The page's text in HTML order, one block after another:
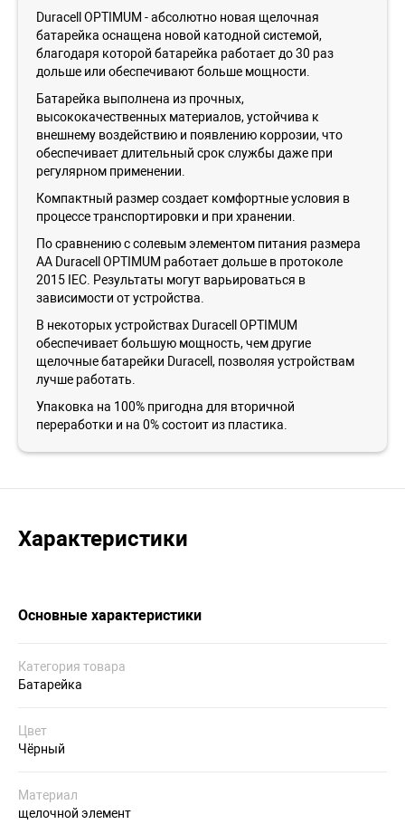
Duracell OPTIMUM - абсолютно новая щелочная
батарейка оснащена новой катодной системой,
благодаря которой батарейка работает до 30 раз
дольше или обеспечивают больше мощности.
Батарейка выполнена из прочных,
высококачественных материалов, устойчива к
внешнему воздействию и появлению коррозии, что
обеспечивает длительный срок службы даже при
регулярном применении.
Компактный размер создает комфортные условия в
процессе транспортировки и при хранении.
По сравнению с солевым элементом питания размера
AА Duracell OPTIMUM работает дольше в протоколе
2015 IEC. Результаты могут варьироваться в
зависимости от устройства.
В некоторых устройствах Duracell OPTIMUM
обеспечивает большую мощность, чем другие
щелочные батарейки Duracell, позволяя устройствам
лучше работать.
Упаковка на 100% пригодна для вторичной
переработки и на 0% состоит из пластика.
Характеристики
Основные характеристики
Категория товара
Батарейка
Цвет
Чёрный
Материал
щелочной элемент